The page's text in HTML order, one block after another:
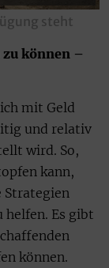
steht
zu können –
mit Geld
und relativ
wird. So,
kann,
Strategien
helfen. Es gibt
können.